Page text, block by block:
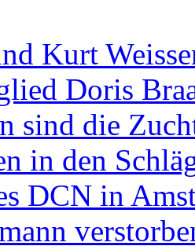
Kurt
Doris
sind die
in den
DCN in